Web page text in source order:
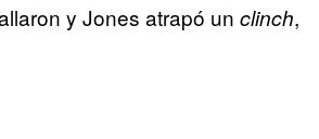
y Jones atrapó un clinch,